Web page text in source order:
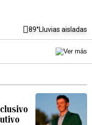
89°Lluvias aisladas